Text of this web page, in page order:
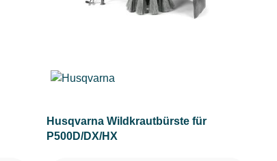
Husqvarna Wildkrautbürste für
P500D/DX/HX